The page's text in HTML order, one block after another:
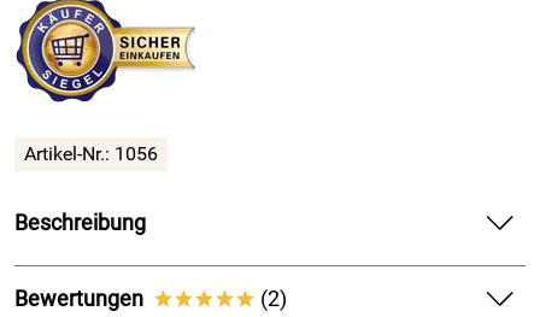
Artikel-Nr.: 1056
Beschreibung
Sikaflex PRO-3 elastischer PU Hochleistungsdichtstoff 300ml betongrau
Bewertungen ***** (2)